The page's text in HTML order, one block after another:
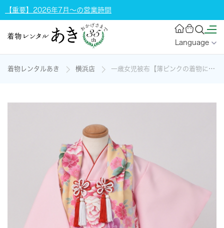
【重要】2026年7月～の営業時間
Language
着物レンタルあき 横浜店 一歳女児被布【薄ピンクの着物に黄色地の被布】の着物レンタル